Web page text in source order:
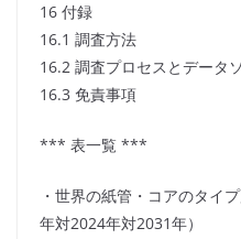
16 付録
16.1 調査方法
16.2 調査プロセスとデータ
16.3 免責事項
*** 表一覧 ***
・世界の紙管・コアのタイ
年対2024年対2031年）